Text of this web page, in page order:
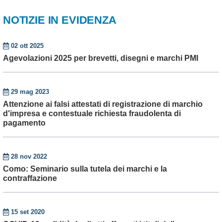
NOTIZIE IN EVIDENZA
02 ott 2025
Agevolazioni 2025 per brevetti, disegni e marchi PMI
29 mag 2023
Attenzione ai falsi attestati di registrazione di marchio
d'impresa e contestuale richiesta fraudolenta di
pagamento
28 nov 2022
Como: Seminario sulla tutela dei marchi e la
contraffazione
15 set 2020